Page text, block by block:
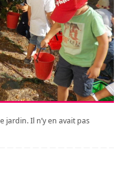
jardin. Il n’y en avait pas